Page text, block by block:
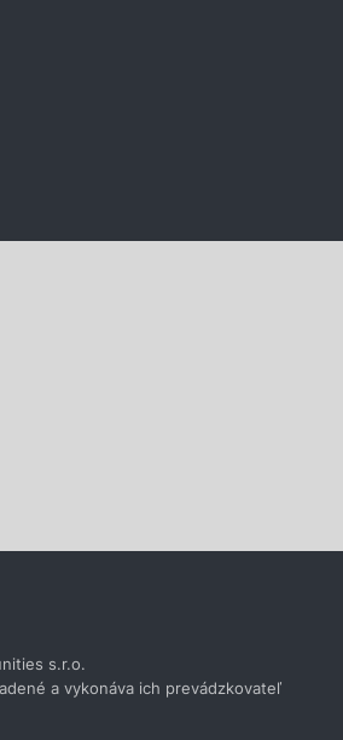
s.r.o.
a vykonáva ich prevádzkovateľ